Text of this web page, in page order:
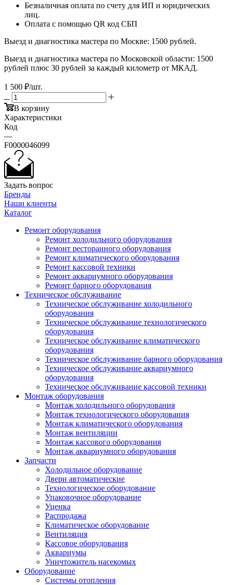
Безналичная оплата по счету для ИП и юридических
лиц.
Оплата с помощью QR код СБП
Выезд и диагностика мастера по Москве: 1500 рублей.
Выезд и диагностика мастера по Московской области: 1500
рублей плюс 30 рублей за каждый километр от МКАД.
1 500 ₽/шт.
В корзину
Характеристики
Код
—
F0000046099
Задать вопрос
Бренды
Наши клиенты
Каталог
Ремонт оборудования
Ремонт холодильного оборудования
Ремонт ресторанного оборудования
Ремонт климатического оборудования
Ремонт кассовой техники
Ремонт аквариумного оборудования
Ремонт барного оборудования
Техническое обслуживание
Техническое обслуживание холодильного
оборудования
Техническое обслуживание технологического
оборудования
Техническое обслуживание климатического
оборудования
Техническое обслуживание барного оборудования
Техническое обслуживание аквариумного
оборудования
Техническое обслуживание кассовой техники
Монтаж оборудования
Монтаж холодильного оборудования
Монтаж технологического оборудования
Монтаж климатического оборудования
Монтаж вентиляции
Монтаж кассового оборудования
Монтаж аквариумного оборудования
Запчасти
Холодильное оборудование
Двери автоматические
Технологическое оборудование
Упаковочное оборудование
Уценка
Распродажа
Климатическое оборудование
Вентиляция
Кассовое оборудования
Аквариумы
Уничтожитель насекомых
Оборудование
Системы отопления